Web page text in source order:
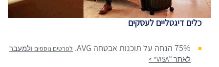
כלים דיגטליים לעסקים
75% הנחה על תוכנות אבטחה AVG. לפרטים נוספים ולמעבר
לאתר "VISA
"
>